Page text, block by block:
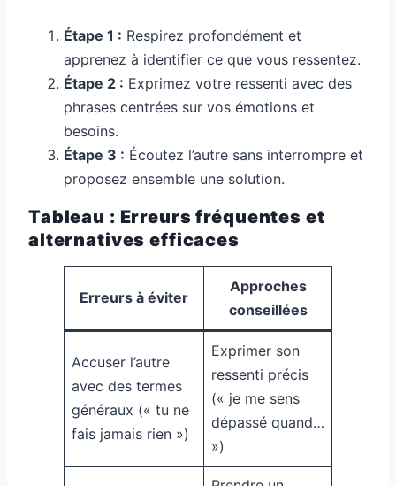
Étape 1 : Respirez profondément et
apprenez à identifier ce que vous ressentez.
Étape 2 : Exprimez votre ressenti avec des
phrases centrées sur vos émotions et
besoins.
Étape 3 : Écoutez l’autre sans interrompre et
proposez ensemble une solution.
Tableau : Erreurs fréquentes et
alternatives efficaces
Erreurs à éviter
Approches
conseillées
Accuser l’autre
avec des termes
généraux (« tu ne
fais jamais rien »)
Exprimer son
ressenti précis
(« je me sens
dépassé quand…
»)